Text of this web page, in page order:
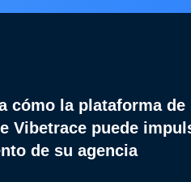
cómo la plataforma de
Vibetrace puede
de su agencia